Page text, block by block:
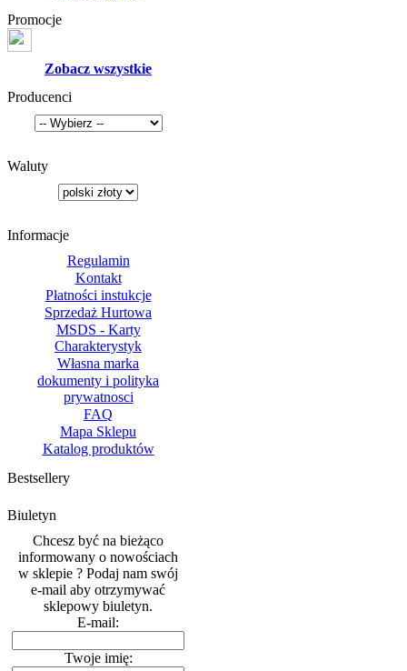
Promocje
Zobacz wszystkie
Producenci
Waluty
Informacje
Regulamin
Kontakt
Płatności instukcje
Sprzedaż Hurtowa
MSDS - Karty
Charakterystyk
Własna marka
dokumenty i polityka
prywatnosci
FAQ
Mapa Sklepu
Katalog produktów
Bestsellery
Biuletyn
Chcesz być na bieżąco
informowany o nowościach
w sklepie ? Podaj nam swój
e-mail aby otrzymywać
sklepowy biuletyn.
E-mail:
Twoje imię: